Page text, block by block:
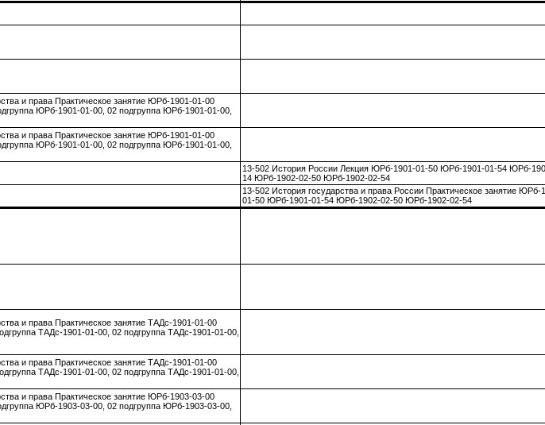
и права Практическое занятие ЮРб-1901-01-00
ЮРб-1901-01-00, 02 подгруппа ЮРб-1901-01-00,
и права Практическое занятие ЮРб-1901-01-00
ЮРб-1901-01-00, 02 подгруппа ЮРб-1901-01-00,
13-502 История России Лекция ЮРб-1901-01-50 ЮРб-1901-01-54 ЮРб-
14 ЮРб-1902-02-50 ЮРб-1902-02-54
13-502 История государства и права России Практическое занятие ЮРб-
01-50 ЮРб-1901-01-54 ЮРб-1902-02-50 ЮРб-1902-02-54
и права Практическое занятие ТАДс-1901-01-00
ТАДс-1901-01-00, 02 подгруппа ТАДс-1901-01-00,
и права Практическое занятие ТАДс-1901-01-00
ТАДс-1901-01-00, 02 подгруппа ТАДс-1901-01-00,
и права Практическое занятие ЮРб-1903-03-00
ЮРб-1903-03-00, 02 подгруппа ЮРб-1903-03-00,